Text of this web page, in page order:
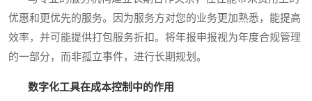
优惠和更优先的服务。因为服务方对您的业务更加熟悉，能提高
效率，并可能提供打包服务折扣。将年报申报视为年度合规管理
的一部分，而非孤立事件，进行长期规划。
数字化工具在成本控制中的作用